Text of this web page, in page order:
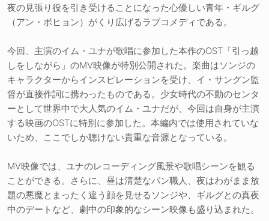
夜の見張り役を引き受けることになった心優しい青年・ギルグ
（アン・ボヒョン）がくり広げるラブコメディである。
今回、主演のイム・ユナが歌唱に参加した本作のOST「引っ越
しをしながら」のMV映像が特別公開された。楽曲はソンジの
キャラクターからインスピレーションを受け、イ・サングン監
督が直接作詞に携わったものである。少女時代の不動のセンタ
ーとして世界中で大人気のイム・ユナだが、今回は自身が主演
する映画のOSTに特別に参加した。本編内では使用されていな
いため、ここでしか聴けない貴重な音源となっている。
MV映像では、ユナのレコーディング風景や歌唱シーンを観る
ことができる。さらに、昼は清楚なパン職人、夜はわがまま放
題の悪魔とまったく違う顔を見せるソンジや、ギルグとの真夜
中のデートなど、劇中の印象的なシーン映像も盛り込まれた。